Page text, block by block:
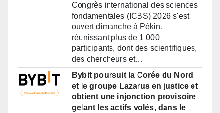
Congrès international des sciences
fondamentales (ICBS) 2026 s'est
ouvert dimanche à Pékin,
réunissant plus de 1 000
participants, dont des scientifiques,
des chercheurs et…
Bybit poursuit la Corée du Nord
et le groupe Lazarus en justice et
obtient une injonction provisoire
gelant les actifs volés, dans le